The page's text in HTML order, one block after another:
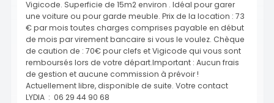
Vigicode. Superficie de 15m2 environ . Idéal pour garer
une voiture ou pour garde meuble. Prix de la location : 73
€ par mois toutes charges comprises payable en début
de mois par virement bancaire si vous le voulez. Chèque
de caution de : 70€ pour clefs et Vigicode qui vous sont
remboursés lors de votre départ.Important : Aucun frais
de gestion et aucune commission à prévoir !
Actuellement libre, disponible de suite. Votre contact
LYDIA : 06 29 44 90 68